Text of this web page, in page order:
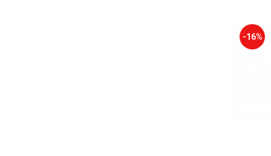
-16%